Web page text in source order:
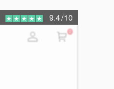
9.4/10
0